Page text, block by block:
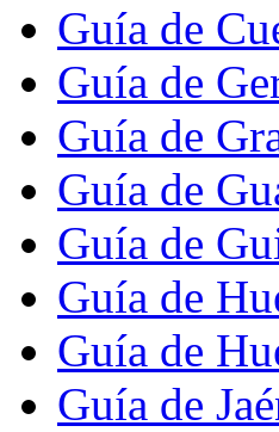
Guía de
Guía de
Guía de
Guía de
Guía de
Guía de
Guía de
Guía de